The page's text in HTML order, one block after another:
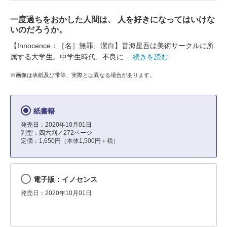
一度過ちをおかした人間は、 人を好きになってはいけな
いのだろうか。
【Innocence：［名］無罪、潔白】音海星吾は美術サークルに所
属する大学生。中学生時代、不良に
…続きを読む
※画像は表紙及び帯等、実際とは異なる場合があります。
紙書籍
発売日：2020年10月01日
判型：四六判／272ページ
定価：1,650円（本体1,500円＋税）
電子版：イノセンス
発売日：2020年10月01日